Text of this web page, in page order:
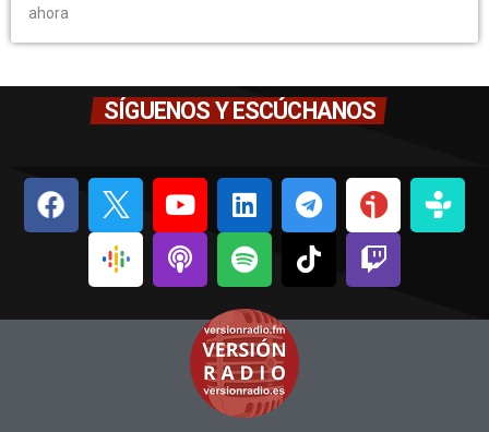
ahora
SÍGUENOS Y ESCÚCHANOS